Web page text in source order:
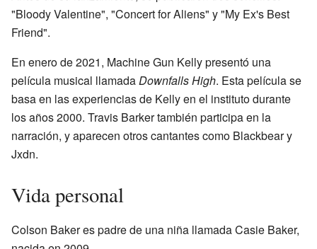
"Bloody Valentine", "Concert for Aliens" y "My Ex's Best
Friend".
En enero de 2021, Machine Gun Kelly presentó una
película musical llamadaDownfalls High. Esta película se
basa en las experiencias de Kelly en el instituto durante
los años 2000. Travis Barker también participa en la
narración, y aparecen otros cantantes como Blackbear y
Jxdn.
Vida personal
Colson Baker es padre de una niña llamada Casie Baker,